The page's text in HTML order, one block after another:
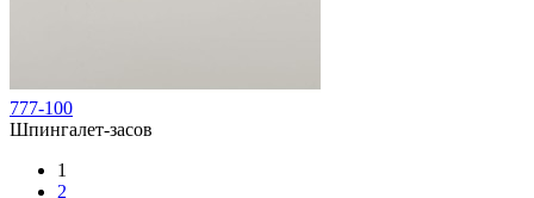
777-100
Шпингалет-засов
1
2